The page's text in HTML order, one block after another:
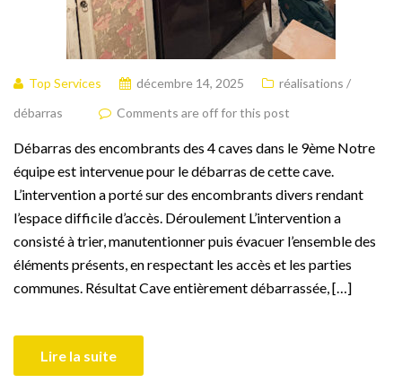
Top Services décembre 14, 2025
réalisations /
débarras
Comments are off for this post
Débarras des encombrants des 4 caves dans le 9ème Notre
équipe est intervenue pour le débarras de cette cave.
L’intervention a porté sur des encombrants divers rendant
l’espace difficile d’accès. Déroulement L’intervention a
consisté à trier, manutentionner puis évacuer l’ensemble des
éléments présents, en respectant les accès et les parties
communes. Résultat Cave entièrement débarrassée, […]
Lire la suite